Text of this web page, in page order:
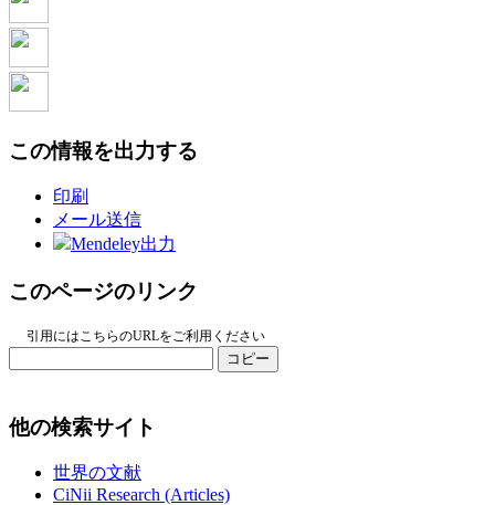
この情報を出力する
印刷
メール送信
Mendeley出力
このページのリンク
引用にはこちらのURLをご利用ください
コピー
他の検索サイト
世界の文献
CiNii Research (Articles)